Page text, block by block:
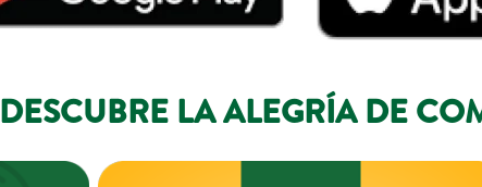
DESCUBRE LA ALEGRÍA DE